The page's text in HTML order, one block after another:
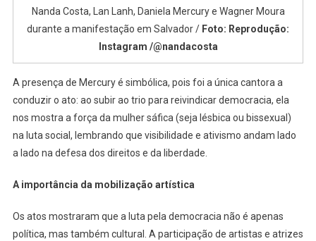
Nanda Costa, Lan Lanh, Daniela Mercury e Wagner Moura
durante a manifestação em Salvador / Foto: Reprodução:
Instagram /@nandacosta
A presença de Mercury é simbólica, pois foi a única cantora a
conduzir o ato: ao subir ao trio para reivindicar democracia, ela
nos mostra a força da mulher sáfica (seja lésbica ou bissexual)
na luta social, lembrando que visibilidade e ativismo andam lado
a lado na defesa dos direitos e da liberdade.
A importância da mobilização artística
Os atos mostraram que a luta pela democracia não é apenas
política, mas também cultural. A participação de artistas e atrizes